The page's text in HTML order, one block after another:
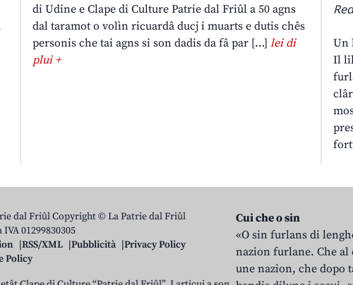
di Udine e Clape di Culture Patrie dal Friûl a 50 agns
dal taramot o volìn ricuardâ ducj i muarts e dutis chês
personis che tai agns si son dadis da fâ par […] lei di
plui +
Un
Il
dal Friûl Copyright © La Patrie dal Friûl
01299830305
RSS/XML Pubblicità
Privacy Policy
Policy
Cui che o sin
«O sin furlans di
nazion furlane. Che al
une nazion, che dopo